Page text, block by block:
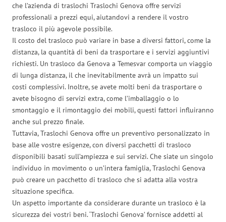
che l’azienda di traslochi Traslochi Genova offre servizi
professionali a prezzi equi, aiutandovi a rendere il vostro
trasloco il più agevole possibile.
Il costo del trasloco può variare in base a diversi fattori, come la
distanza, la quantità di beni da trasportare e i servizi aggiuntivi
richiesti. Un trasloco da Genova a Temesvar comporta un viaggio
di lunga distanza, il che inevitabilmente avrà un impatto sui
costi complessivi. Inoltre, se avete molti beni da trasportare o
avete bisogno di servizi extra, come l’imballaggio o lo
smontaggio e il rimontaggio dei mobili, questi fattori influiranno
anche sul prezzo finale.
Tuttavia, Traslochi Genova offre un preventivo personalizzato in
base alle vostre esigenze, con diversi pacchetti di trasloco
disponibili basati sull’ampiezza e sui servizi. Che siate un singolo
individuo in movimento o un’intera famiglia, Traslochi Genova
può creare un pacchetto di trasloco che si adatta alla vostra
situazione specifica.
Un aspetto importante da considerare durante un trasloco è la
sicurezza dei vostri beni. ‘Traslochi Genova’ fornisce addetti al